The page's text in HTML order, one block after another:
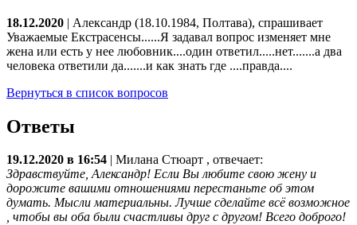
18.12.2020 | Александр (18.10.1984, Полтава), спрашивает
Уважаемые Екстрасенсы......Я задавал вопрос изменяет мне
жена или есть у нее любовник....один ответил.....нет.......а два
человека ответили да.......и как знать где ....правда....
Вернуться в список вопросов
Ответы
19.12.2020 в 16:54 Милана Стюарт , отвечает:
Здравствуйте, Александр! Если Вы любите свою жену и
дорожите вашими отношениями перестаньте об этом
думать. Мысли материальны. Лучше сделайте всё возможное
, чтобы вы оба были счастливы друг с другом! Всего доброго!